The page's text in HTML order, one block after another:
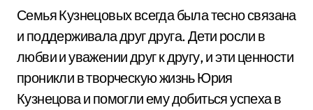
Семья Кузнецовых всегда была тесно связана
и поддерживала друг друга. Дети росли в
любви и уважении друг к другу, и эти ценности
проникли в творческую жизнь Юрия
Кузнецова и помогли ему добиться успеха в